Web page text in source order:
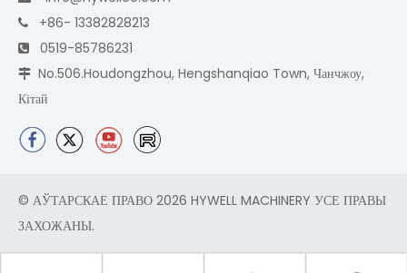
 +86- 13382828213
 0519-85786231
 No.506.Houdongzhou, Hengshanqiao Town, Чанчжоу,
Кітай
© АЎТАРСКАЕ ПРАВО 2026 HYWELL MACHINERY УСЕ ПРАВЫ
ЗАХОЖАНЫ.